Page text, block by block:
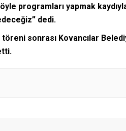
programları yapmak
dedi.
sonrası Kovancılar